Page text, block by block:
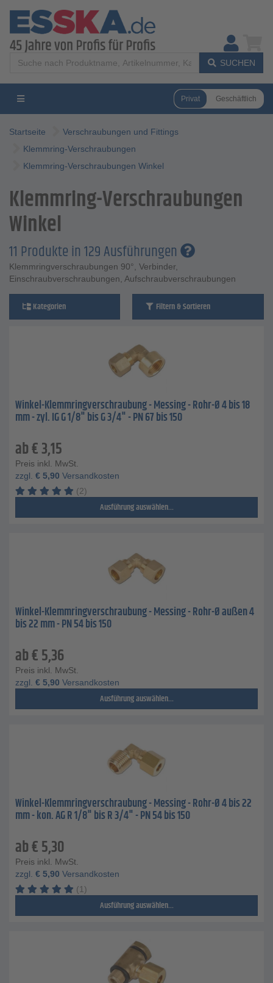
SUCHEN
Privat Geschäftlich
Startseite
Verschraubungen und Fittings
Klemmring-Verschraubungen
Klemmring-Verschraubungen Winkel
Klemmring-Verschraubungen
Winkel
11 Produkte in 129 Ausführungen
Klemmringverschraubungen 90°, Verbinder,
Einschraubverschraubungen, Aufschraubverschraubungen
Kategorien Filtern & Sortieren
Winkel-Klemmringverschraubung - Messing - Rohr-Ø 4 bis 18
mm - zyl. IG G 1/8" bis G 3/4" - PN 67 bis 150
ab€3,15
Preis inkl. MwSt.
zzgl. € 5,90 Versandkosten
(2)
Ausführung auswählen...
Winkel-Klemmringverschraubung - Messing - Rohr-Ø außen 4
bis 22 mm - PN 54 bis 150
ab€5,36
Preis inkl. MwSt.
zzgl. € 5,90 Versandkosten
Ausführung auswählen...
Winkel-Klemmringverschraubung - Messing - Rohr-Ø 4 bis 22
mm - kon. AG R 1/8" bis R 3/4" - PN 54 bis 150
ab€5,30
Preis inkl. MwSt.
zzgl. € 5,90 Versandkosten
(1)
Ausführung auswählen...